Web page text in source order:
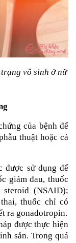
vô sinh ở nữ
của bệnh để
thuật hoặc cả
được sử dụng để
giảm đau, thuốc
(NSAID);
thuốc chỉ có
ra gonadotropin.
được thực hiện
sản. Trong quá